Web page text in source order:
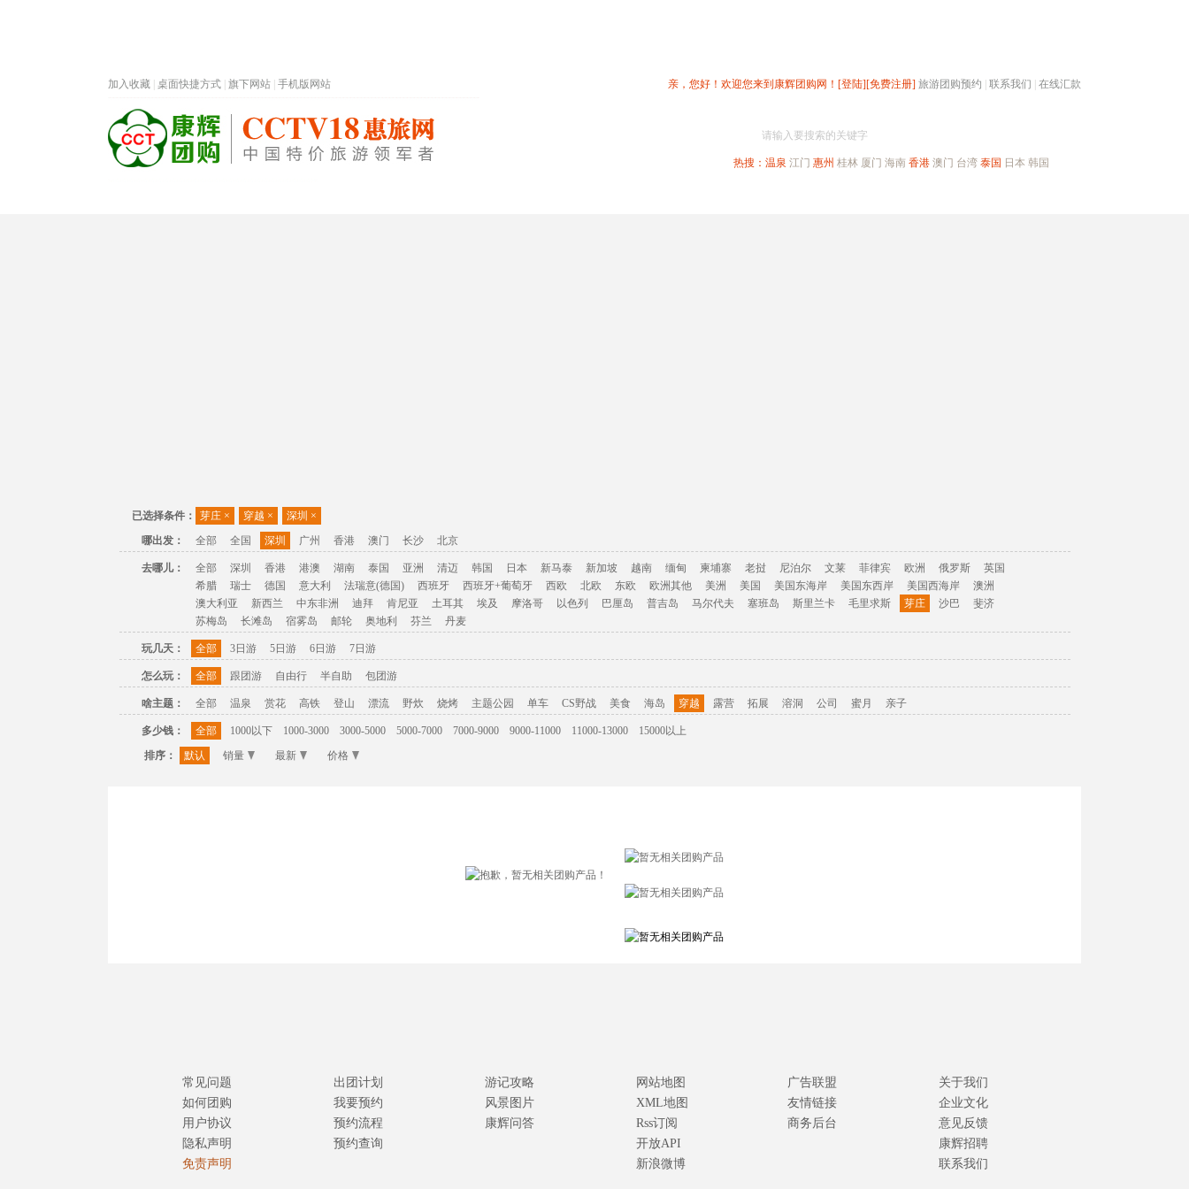
亲，您好！欢迎您来到康辉团购网！ [登陆][免费注册] 旅游团购预约 联系我们 在线汇款
加入收藏 桌面快捷方式 旗下网站 手机版网站
请输入要搜索的关键字
热搜： 温泉 江门 惠州 桂林 厦门 海南 香港 澳门 台湾 泰国 日本 韩国
已选择条件： 芽庄 × 穿越 × 深圳 ×
哪出发：
全部 全国 深圳 广州 香港 澳门 长沙 北京
去哪儿： 全部 深圳 香港 港澳 湖南 泰国 亚洲 清迈 韩国 日本 新马泰 新加坡 越南 缅甸 柬埔寨 老挝 尼泊尔 文莱 菲律宾 欧洲 俄罗斯
英国
希腊
瑞士 德国 意大利 法瑞意(德国) 西班牙 西班牙+葡萄牙 西欧 北欧 东欧 欧洲其他 美洲 美国 美国东海岸 美国东西岸 美国西海岸
澳洲
澳大利亚
新西兰 中东非洲 迪拜 肯尼亚 土耳其 埃及 摩洛哥 以色列 巴厘岛 普吉岛 马尔代夫 塞班岛 斯里兰卡 毛里求斯 芽庄 沙巴
斐济
苏梅岛
长滩岛 宿雾岛 邮轮 奥地利 芬兰 丹麦
玩几天： 全部 3日游 5日游 6日游 7日游
怎么玩： 全部 跟团游 自由行 半自助 包团游
啥主题： 全部 温泉 赏花 高铁 登山 漂流 野炊 烧烤 主题公园 单车 CS野战 美食 海岛 穿越 露营 拓展 溶洞 公司 蜜月 亲子
多少钱： 全部 1000以下 1000-3000 3000-5000 5000-7000 7000-9000 9000-11000 11000-13000
15000以上
排序：
默认 销量 最新 价格
常见问题
如何团购
用户协议
隐私声明
免责声明
出团计划
我要预约
预约流程
预约查询
游记攻略
风景图片
康辉问答
网站地图
XML地图
Rss订阅
开放API
新浪微博
广告联盟
友情链接
商务后台
关于我们
企业文化
意见反馈
康辉招聘
联系我们